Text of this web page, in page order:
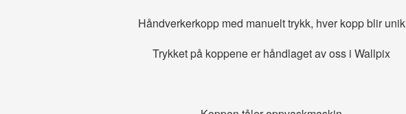
Håndverkerkopp med manuelt trykk, hver kopp blir unik
Trykket på koppene er håndlaget av oss i Wallpix